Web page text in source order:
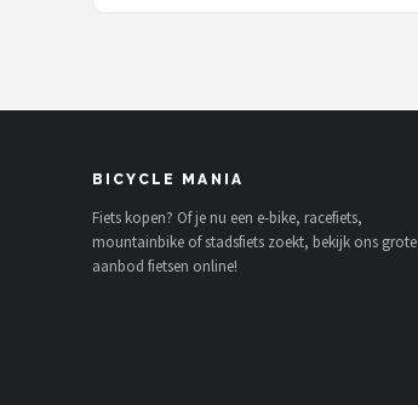
BICYCLE MANIA
Fiets kopen? Of je nu een e-bike, racefiets,
mountainbike of stadsfiets zoekt, bekijk ons grote
aanbod fietsen online!